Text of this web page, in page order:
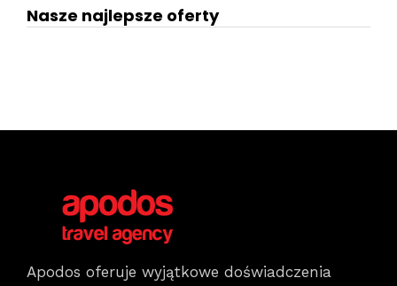
Nasze najlepsze oferty
Apodos oferuje wyjątkowe doświadczenia